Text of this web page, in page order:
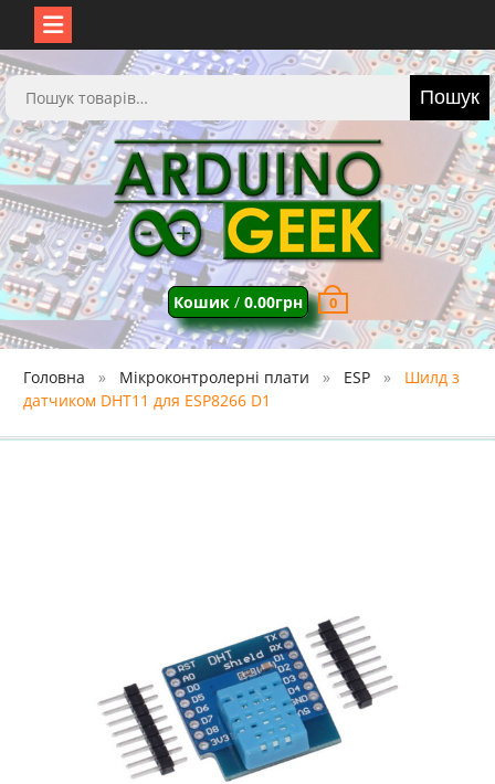
Перейти
до
вмісту
Шукати: Пошук
Кошик/ 0.00грн 0
Головна Мікроконтролерні плати ESP
Шилд з
датчиком DHT11 для ESP8266 D1